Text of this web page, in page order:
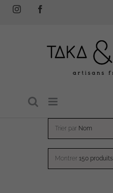
PasserInstagram
Trier par Nom
Montrer 150 produits